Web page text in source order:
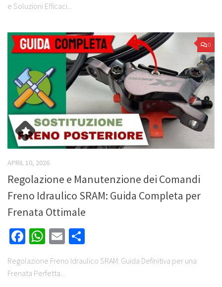
e Soluzioni Efficaci...
0
APRIL 10, 2026
Regolazione e Manutenzione dei Comandi
Freno Idraulico SRAM: Guida Completa per
Frenata Ottimale
Facebook
WhatsApp
Email
Regolazione Freno Idraulico SRAM: Guida Definitiva per una
Frenata Perfetta...